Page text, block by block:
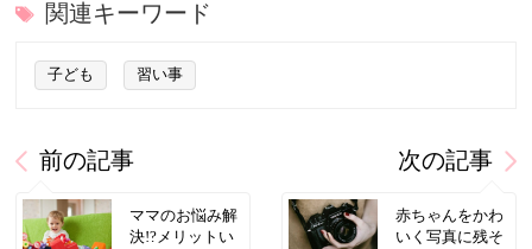
関連キーワード
子ども 習い事
前の記事
ママのお悩み解
決!?メリットい
次の記事
赤ちゃんをかわ
いく写真に残そ